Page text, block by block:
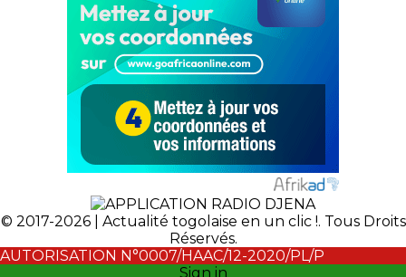
© 2017-2026 | Actualité togolaise en un clic !. Tous Droits
Réservés.
AUTORISATION N°0007/HAAC/12-2020/PL/P
Sign in